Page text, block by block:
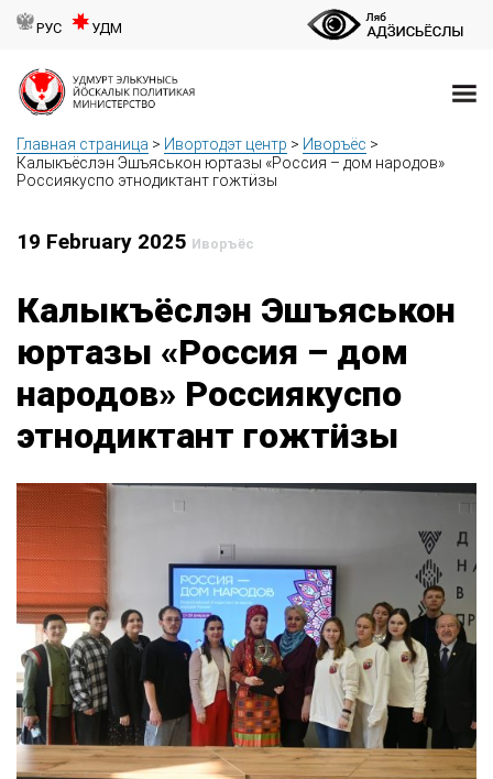
РУС УДМ
Главная страница > Ивортодэт центр > Иворъёс >
Калыкъёслэн Эшъяськон юртазы «Россия – дом народов»
Россиякуспо этнодиктант гожтӥзы
19 February 2025 Иворъёс
Калыкъёслэн Эшъяськон
юртазы «Россия – дом
народов» Россиякуспо
этнодиктант гожтӥзы